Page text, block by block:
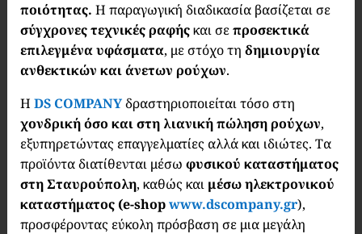
ποιότητας. Η παραγωγική διαδικασία βασίζεται σε
σύγχρονες τεχνικές ραφήςκαι σεπροσεκτικά
επιλεγμένα υφάσματα, με στόχο τη δημιουργία
ανθεκτικών και άνετων ρούχων.
Η DS COMPANYδραστηριοποιείται τόσο στη
χονδρική όσο και στη λιανική πώληση ρούχων,
εξυπηρετώντας επαγγελματίες αλλά και ιδιώτες. Τα
προϊόντα διατίθενται μέσω φυσικού καταστήματος
στη Σταυρούπολη, καθώς και μέσω ηλεκτρονικού
καταστήματος (e-shopwww.dscompany.gr),
προσφέροντας εύκολη πρόσβαση σε μια μεγάλη